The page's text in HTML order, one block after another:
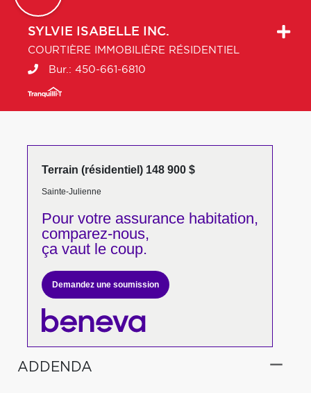
SYLVIE ISABELLE INC.
COURTIÈRE IMMOBILIÈRE RÉSIDENTIEL
Bur.: 450-661-6810
Terrain (résidentiel) 148 900 $
Sainte-Julienne
Pour votreassurance habitation,
comparez-nous,
ça vaut le coup.
Demandez une soumission
ADDENDA